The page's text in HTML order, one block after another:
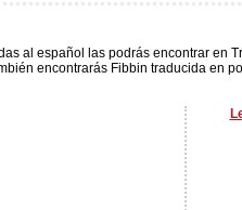
al español las podrás encontrar en
encontrarás Fibbin traducida en